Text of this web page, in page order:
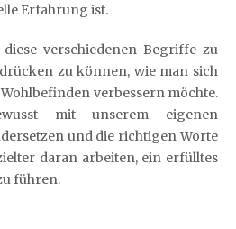
Erfahrung ist.
verschiedenen Begriffe zu
zu können, wie man sich
verbessern möchte.
mit unserem eigenen
und die richtigen Worte
daran arbeiten, ein erfülltes
führen.